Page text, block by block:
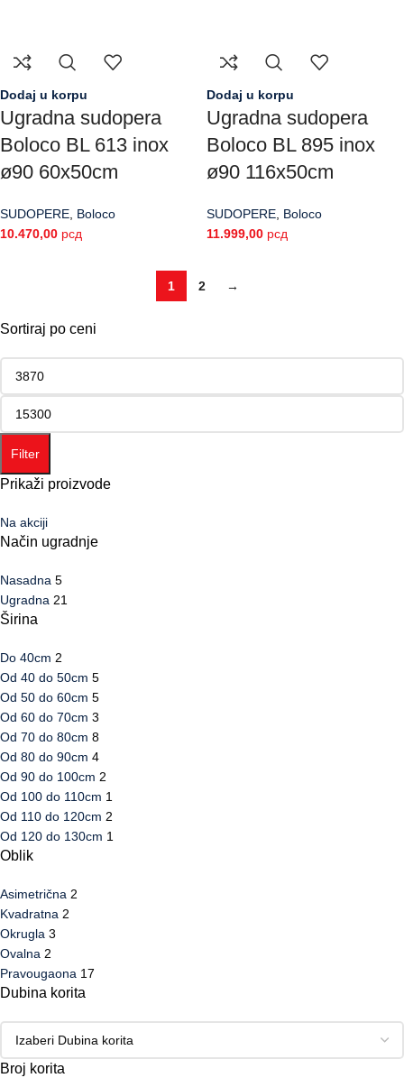
Sortiraj po ceni
Filter
Prikaži proizvode
Na akciji
Način ugradnje
Nasadna 5
Ugradna 21
Širina
Do 40cm 2
Od 40 do 50cm 5
Od 50 do 60cm 5
Od 60 do 70cm 3
Od 70 do 80cm 8
Od 80 do 90cm 4
Od 90 do 100cm 2
Od 100 do 110cm 1
Od 110 do 120cm 2
Od 120 do 130cm 1
Oblik
Asimetrična 2
Kvadratna 2
Okrugla 3
Ovalna 2
Pravougaona 17
Dubina korita
Broj korita
Dodaj u korpu
Ugradna sudopera
Boloco BL 613 inox
ø90 60x50cm
SUDOPERE Boloco
10.470,00 рсд
Dodaj u korpu
Ugradna sudopera
Boloco BL 895 inox
ø90 116x50cm
SUDOPERE Boloco
11.999,00 рсд
1 2 →